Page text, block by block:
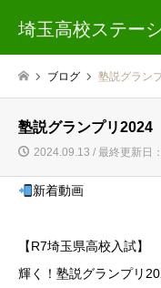
埼玉高校ステー
ブログ 塾説グラン
塾説グランプリ2024
2024.09.13 / 最終更新日
新着動画
【R7埼玉県高校入試】
輝く！塾説グランプリ